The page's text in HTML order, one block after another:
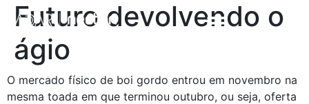
Futuro devolvendo o
ágio
O mercado físico de boi gordo entrou em novembro na
mesma toada em que terminou outubro, ou seja, oferta